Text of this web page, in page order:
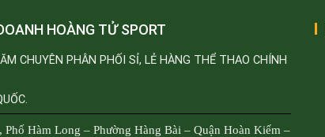
HOÀNG TỬ SPORT
CHUYÊN PHÂN PHỐI SỈ, LẺ HÀNG THỂ THAO CHÍNH
Phố Hàm Long – Phường Hàng Bài – Quận Hoàn Kiếm –